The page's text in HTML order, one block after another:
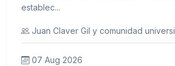
establec...
Juan Claver Gil y comunidad
07 Aug 2026